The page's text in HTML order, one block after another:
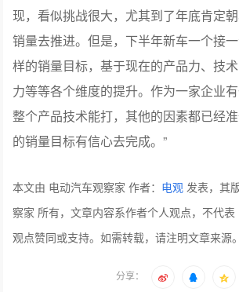
现，看似挑战很大，尤其到了年底肯定
销量去推进。但是，下半年新车一个接
样的销量目标，基于现在的产品力、技
力等等各个维度的提升。作为一家企业有
整个产品技术能打，其他的因素都已经
的销量目标有信心去完成。”
本文由 电动汽车观察家 作者： 电观 发表，其
察家 所有，文章内容系作者个人观点，不代
观点赞同或支持。如需转载，请注明文章来源。
分享：